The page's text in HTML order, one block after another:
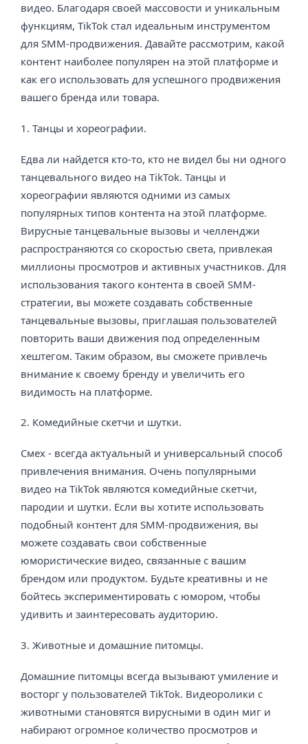
видео. Благодаря своей массовости и уникальным
функциям, TikTok стал идеальным инструментом
для SMM-продвижения. Давайте рассмотрим, какой
контент наиболее популярен на этой платформе и
как его использовать для успешного продвижения
вашего бренда или товара.
1. Танцы и хореографии.
Едва ли найдется кто-то, кто не видел бы ни одного
танцевального видео на TikTok. Танцы и
хореографии являются одними из самых
популярных типов контента на этой платформе.
Вирусные танцевальные вызовы и челленджи
распространяются со скоростью света, привлекая
миллионы просмотров и активных участников. Для
использования такого контента в своей SMM-
стратегии, вы можете создавать собственные
танцевальные вызовы, приглашая пользователей
повторить ваши движения под определенным
хештегом. Таким образом, вы сможете привлечь
внимание к своему бренду и увеличить его
видимость на платформе.
2. Комедийные скетчи и шутки.
Смех - всегда актуальный и универсальный способ
привлечения внимания. Очень популярными
видео на TikTok являются комедийные скетчи,
пародии и шутки. Если вы хотите использовать
подобный контент для SMM-продвижения, вы
можете создавать свои собственные
юмористические видео, связанные с вашим
брендом или продуктом. Будьте креативны и не
бойтесь экспериментировать с юмором, чтобы
удивить и заинтересовать аудиторию.
3. Животные и домашние питомцы.
Домашние питомцы всегда вызывают умиление и
восторг у пользователей TikTok. Видеоролики с
животными становятся вирусными в один миг и
набирают огромное количество просмотров и